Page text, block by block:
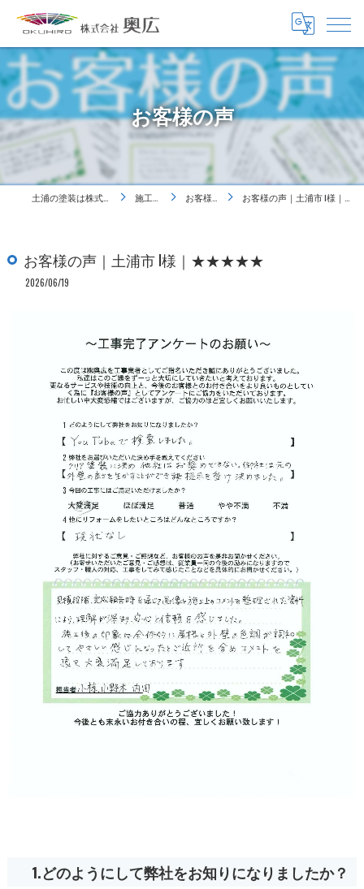
お客様の声
土浦の塗装は株式会社奥広 施工事例 お客様の声 お客様の声｜土浦市 I様｜★★★★★
お客様の声｜土浦市 I様｜★★★★★
2026/06/19
1.どのようにして弊社をお知りになりましたか？